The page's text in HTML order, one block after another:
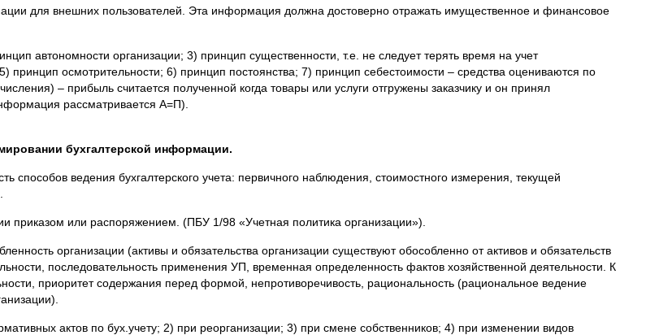
для внешних пользователей. Эта информация должна достоверно отражать имущественное и финансовое
автономности организации; 3) принцип существенности, т.е. не следует терять время на учет
осмотрительности; 6) принцип постоянства; 7) принцип себестоимости – средства оцениваются по
– прибыль считается полученной когда товары или услуги отгружены заказчику и он принял
рассматривается А=П).
бухгалтерской информации.
способов ведения бухгалтерского учета: первичного наблюдения, стоимостного измерения, текущей
приказом или распоряжением. (ПБУ 1/98 «Учетная политика организации»).
организации (активы и обязательства организации существуют обособленно от активов и обязательств
последовательность применения УП, временная определенность фактов хозяйственной деятельности. К
приоритет содержания перед формой, непротиворечивость, рациональность (рациональное ведение
актов по бух.учету; 2) при реорганизации; 3) при смене собственников; 4) при изменении видов